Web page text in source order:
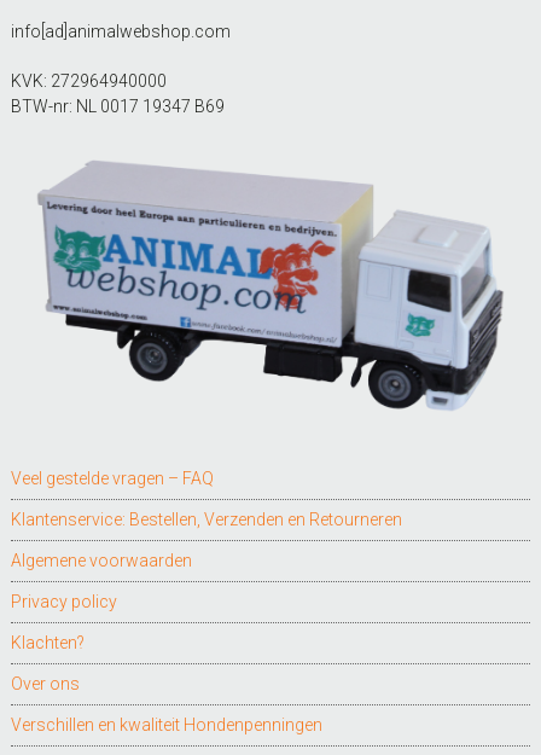
info[ad]animalwebshop.com
KVK: 272964940000
BTW-nr: NL 0017 19347 B69
Veel gestelde vragen – FAQ
Klantenservice: Bestellen, Verzenden en Retourneren
Algemene voorwaarden
Privacy policy
Klachten?
Over ons
Verschillen en kwaliteit Hondenpenningen